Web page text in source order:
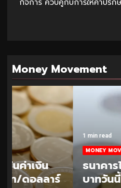
กิจการ ควบคู่กับการให้คำปรึก
Money Movement
1 min read
MONEY MOVEMENT HOT NEWS
ธนาคารไทยพาณิชย์
บาทวันนี้ 32.95-